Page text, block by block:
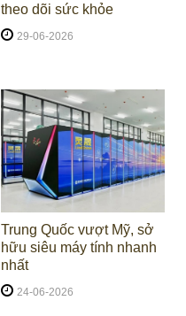
theo dõi sức khỏe
29-06-2026
Trung Quốc vượt Mỹ, sở
hữu siêu máy tính nhanh
nhất
24-06-2026